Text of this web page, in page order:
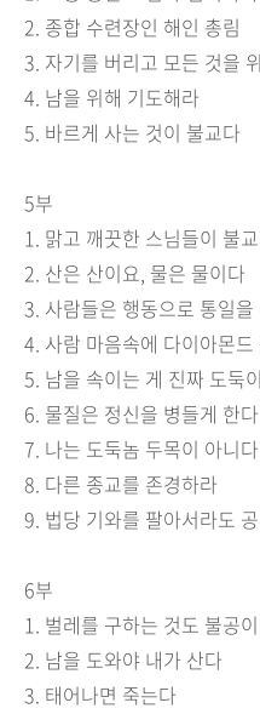
2. 종합 수련장인 해인 총림
3. 자기를 버리고 모든 것을
4. 남을 위해 기도해라
5. 바르게 사는 것이 불교다
5부
1. 맑고 깨끗한 스님들이 불
2. 산은 산이요, 물은 물이다
3. 사람들은 행동으로 통일
4. 사람 마음속에 다이아몬
5. 남을 속이는 게 진짜 도둑
6. 물질은 정신을 병들게 한다
7. 나는 도둑놈 두목이 아니다
8. 다른 종교를 존경하라
9. 법당 기와를 팔아서라도
6부
1. 벌레를 구하는 것도 불공
2. 남을 도와야 내가 산다
3. 태어나면 죽는다